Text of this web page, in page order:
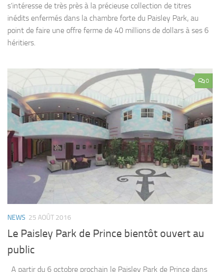
s’intéresse de très près à la précieuse collection de titres
inédits enfermés dans la chambre forte du Paisley Park, au
point de faire une offre ferme de 40 millions de dollars à ses 6
héritiers.
0
NEWS 25 AOÛT 2016
Le Paisley Park de Prince bientôt ouvert au
public
A partir du 6 octobre prochain le Paisley Park de Prince dans